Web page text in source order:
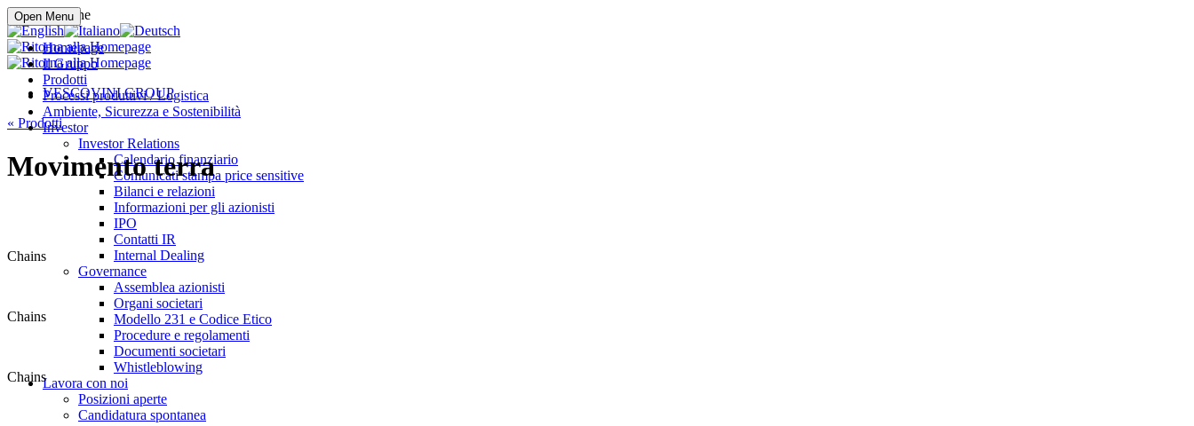
Open Menu
Homepage
Il Gruppo
Prodotti
Processi produttivi / Logistica
Ambiente, Sicurezza e Sostenibilità
Investor
Investor Relations
Calendario finanziario
Comunicati stampa price sensitive
Bilanci e relazioni
Informazioni per gli azionisti
IPO
Contatti IR
Internal Dealing
Governance
Assemblea azionisti
Organi societari
Modello 231 e Codice Etico
Procedure e regolamenti
Documenti societari
Whistleblowing
Lavora con noi
Posizioni aperte
Candidatura spontanea
Compra online
VESCOVINI GROUP
« Prodotti
Movimento terra
Chains
Chains
Chains